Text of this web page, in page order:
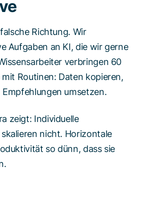
Richtung. Wir
Aufgaben an KI, die wir gerne
verbringen 60
Routinen: Daten kopieren,
umsetzen.
zeigt: Individuelle
nicht. Horizontale
so dünn, dass sie